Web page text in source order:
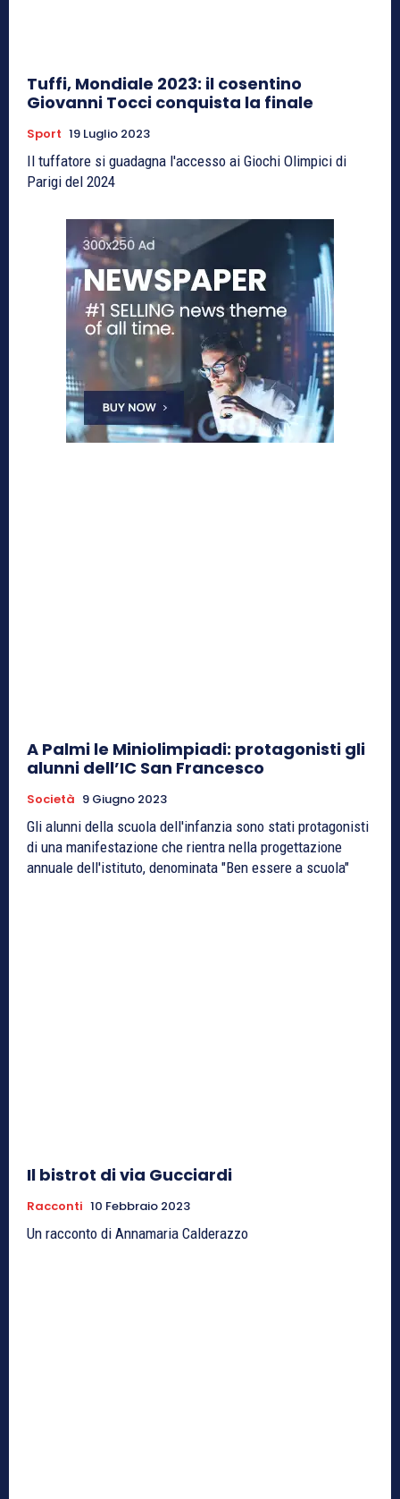
Tuffi, Mondiale 2023: il cosentino
Giovanni Tocci conquista la finale
Sport 19 Luglio 2023
Il tuffatore si guadagna l'accesso ai Giochi Olimpici di
Parigi del 2024
A Palmi le Miniolimpiadi: protagonisti gli
alunni dell’IC San Francesco
Società 9 Giugno 2023
Gli alunni della scuola dell'infanzia sono stati protagonisti
di una manifestazione che rientra nella progettazione
annuale dell'istituto, denominata "Ben essere a scuola"
Il bistrot di via Gucciardi
Racconti 10 Febbraio 2023
Un racconto di Annamaria Calderazzo